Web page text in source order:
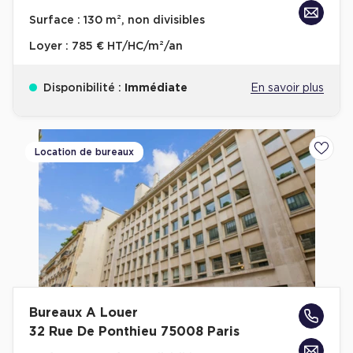
Achat de Bureaux à Rennes
Collections de Bureaux
Immeuble de bureaux avec services
Location bureaux Bellecour - Cordeliers (Lyon)
Haussmanniens
Location d'Entrepôts / Activités
Location d'Entrepôts / Activités à Aix-en-Provence
Surface : 130 m², non divisibles
Loyer : 785 € HT/HC/m²/an
Disponibilité : Immédiate En savoir plus
Location de bureaux
Bureaux A Louer
32 Rue De Ponthieu 75008 Paris